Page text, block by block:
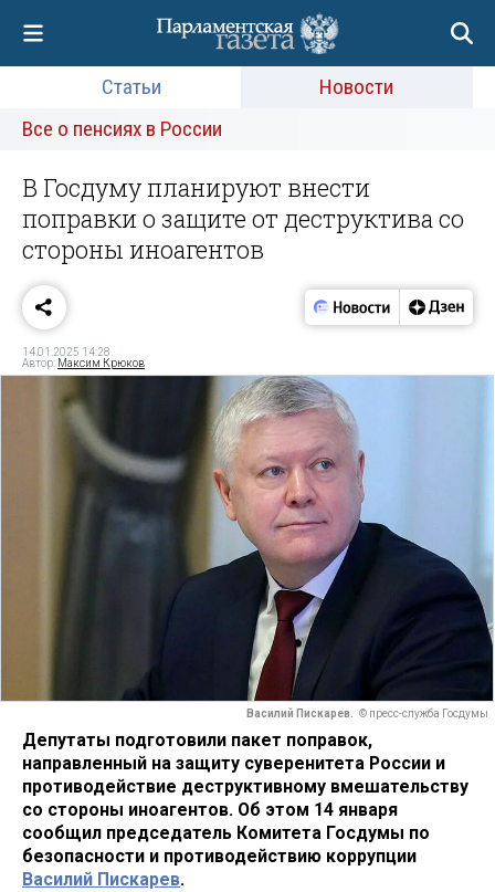
Статьи
Новости
Все о пенсиях в России
В Госдуму планируют внести
поправки о защите от деструктива со
стороны иноагентов
14.01.2025 14:28
Автор: Максим Крюков
Василий Пискарев. © пресс-служба Госдумы
Депутаты подготовили пакет поправок,
направленный на защиту суверенитета России и
противодействие деструктивному вмешательству
со стороны иноагентов. Об этом 14 января
сообщил председатель Комитета Госдумы по
безопасности и противодействию коррупции
Василий Пискарев.